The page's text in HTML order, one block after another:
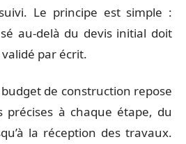
Le principe est simple :
au-delà du devis initial doit
par écrit.
budget de construction repose
précises à chaque étape, du
la réception des travaux.